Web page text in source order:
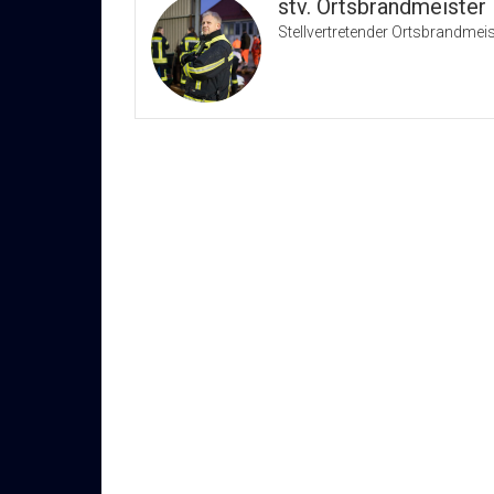
stv. Ortsbrandmeister
Stellvertretender